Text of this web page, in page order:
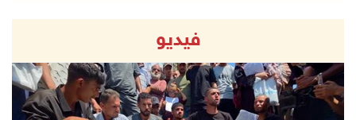
شاهين تودع السفير المصري وتثمن دور القاهرة ال ...
09/آب/2026 02:15 م
فضيتان وبرونزية لفلسطين في ثاني أيام بطولة ال ...
فيديو